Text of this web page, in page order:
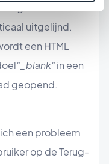
uitgelijnd.
een HTML
"_blank"in een
geopend.
een probleem
op de Terug-